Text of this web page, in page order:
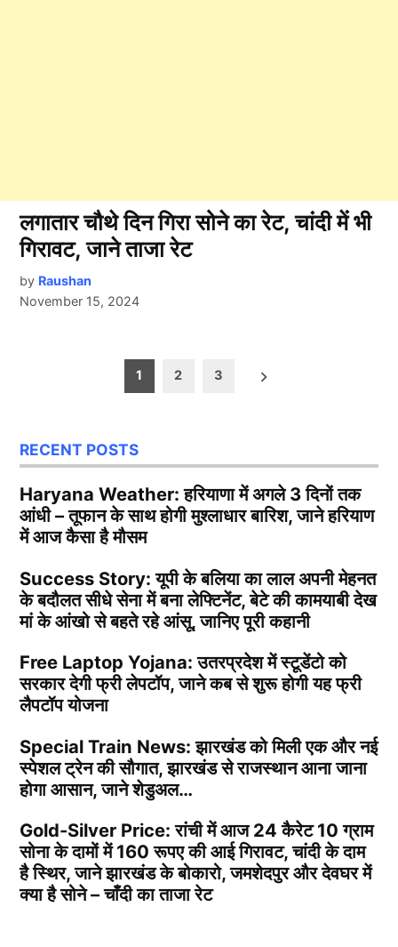
लगातार चौथे दिन गिरा सोने का रेट, चांदी में भी
गिरावट, जाने ताजा रेट
by Raushan
November 15, 2024
pagination
1 2 3
RECENT POSTS
Haryana Weather: हरियाणा में अगले 3 दिनों तक
आंधी – तूफान के साथ होगी मुश्लाधार बारिश, जाने हरियाण
में आज कैसा है मौसम
Success Story: यूपी के बलिया का लाल अपनी मेहनत
के बदौलत सीधे सेना में बना लेफ्टिनेंट, बेटे की कामयाबी देख
मां के आंखो से बहते रहे आंसू, जानिए पूरी कहानी
Free Laptop Yojana: उतरप्रदेश में स्टूडेंटो को
सरकार देगी फ्री लेपटॉप, जाने कब से शुरू होगी यह फ्री
लैपटॉप योजना
Special Train News: झारखंड को मिली एक और नई
स्पेशल ट्रेन की सौगात, झारखंड से राजस्थान आना जाना
होगा आसान, जाने शेडुअल…
Gold-Silver Price: रांची में आज 24 कैरेट 10 ग्राम
सोना के दामों में 160 रूपए की आई गिरावट, चांदी के दाम
है स्थिर, जाने झारखंड के बोकारो, जमशेदपुर और देवघर में
क्या है सोने – चाँदी का ताजा रेट